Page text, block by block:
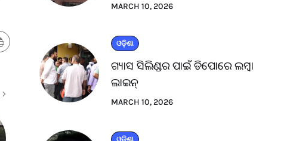
MARCH 10, 2026
ଓଡ଼ିଶା
ଗ୍ୟାସ ସିଲିଣ୍ଡର ପାଇଁ ଡିପୋରେ ଲମ୍ବା
ଲାଇନ୍
MARCH 10, 2026